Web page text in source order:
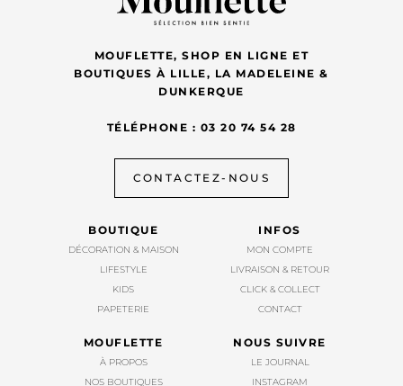
MOUFLETTE, SHOP EN LIGNE ET
BOUTIQUES À LILLE, LA MADELEINE &
DUNKERQUE
TÉLÉPHONE : 03 20 74 54 28
CONTACTEZ-NOUS
BOUTIQUE
DÉCORATION & MAISON
LIFESTYLE
KIDS
PAPETERIE
INFOS
MON COMPTE
LIVRAISON & RETOUR
CLICK & COLLECT
CONTACT
MOUFLETTE
À PROPOS
NOS BOUTIQUES
NOUS SUIVRE
LE JOURNAL
INSTAGRAM